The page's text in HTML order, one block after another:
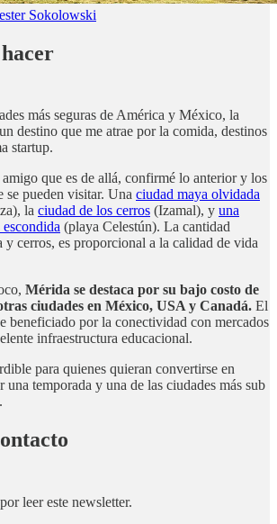
Sokolowski
más seguras de América y México, la
destino que me atrae por la comida, destinos
startup.
que es de allá, confirmé lo anterior y los
se pueden visitar. Una ciudad maya olvidada
la ciudad de los cerros (Izamal), y una
escondida (playa Celestún). La cantidad
y cerros, es proporcional a la calidad de vida
Mérida se destaca por su bajo costo de
ciudades en México, USA y Canadá. El
beneficiado por la conectividad con mercados
infraestructura educacional.
para quienes quieran convertirse en
una temporada y una de las ciudades más sub
leer este newsletter.